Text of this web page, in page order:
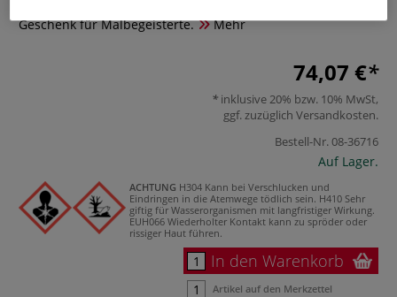
Pinseln und Zubehör. Ideal für Atelier, Reisen und als
Geschenk für Malbegeisterte.
Mehr
74,07 €
inklusive 20% bzw. 10% MwSt,
ggf. zuzüglich Versandkosten.
Bestell-Nr.08-36716
Auf Lager.
ACHTUNG H304 Kann bei Verschlucken und
Eindringen in die Atemwege tödlich sein. H410 Sehr
giftig für Wasserorganismen mit langfristiger Wirkung.
EUH066 Wiederholter Kontakt kann zu spröder oder
rissiger Haut führen.
In den Warenkorb
Artikel auf den Merkzettel